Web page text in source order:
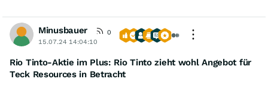
Minusbauer
0
15.07.24 14:04:10
Rio Tinto-Aktie im Plus: Rio Tinto zieht wohl Angebot für
Teck Resources in Betracht